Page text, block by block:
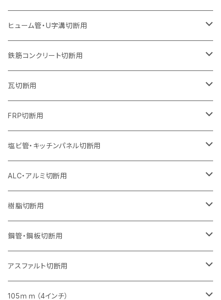
セグメントタイプ
305mm（12インチ）
セグメント
セグメント（特殊凸凹加工チップ）
355mm（14インチ）
セグメント
セグメント（特殊凸凹加工チップ）
405mm（16インチ）
セグメントタイプ
ウェーブタイプ
セグメントタイプ
ウェーブタイプ
230mm（9インチ）
セグメントタイプ
ウェーブタイプ
255mm（10インチ）
セグメントタイプ
305mm（12インチ）
セグメント
セグメント（特殊凸凹加工チップ）
355mm（14インチ）
セグメント
セグメント（特殊凸凹加工チップ）
ウェーブタイプ
セグメントタイプ
ウェーブタイプ
205mm（8インチ）
セグメントタイプ
ウェーブタイプ
230mm（9インチ）
セグメントタイプ
ウェーブタイプ
255mm（10インチ）
セグメントタイプ
305mm（12インチ）
セグメント
セグメント（特殊凸凹加工チップ）
355mm（14インチ）
セグメント
セグメント（特殊凸凹加工チップ）
セグメントタイプ（ビス穴付き
セグメントタイプ
180mm（7インチ）
セグメントタイプ
205mm（8インチ）
セグメントタイプ
230mm（9インチ）
セグメントタイプ
255mm（10インチ）
セグメントタイプ（一般道路カッター用
305mm（12インチ）
セグメントタイプ
セグメントタイプ（一般道路カッター用
355mm（14インチ）
セグメントタイプ
セグメントタイプ（一般道路カッター用
405mm（16インチ）
セグメントタイプ
セグメントタイプ（一般道路カッター用
455mm（18インチ）
セグメント（一般道路カッター用
セグメントタイプ（ビス穴付き
セグメントタイプ
セグメントタイプ（ビス穴付き
150mm（6インチ）
セグメントタイプ
180mm（7インチ）
セグメントタイプ
205mm（8インチ）
セグメントタイプ
230mm（9インチ）
セグメントタイプ
305mm（12インチ）
セグメントタイプ
埋設鋳鉄管工事対応タイプ
355mm（14インチ）
セグメントタイプ
埋設鋳鉄管工事対応タイプ
405mm（16インチ）
セグメントタイプ
埋設鋳鉄管工事対応タイプ
セグメントタイプ
ウェーブタイプ
125mm（5インチ）
セグメントタイプ
ウェーブタイプ
150mm（6インチ）
セグメントタイプ
ウェーブタイプ
180mm（7インチ）
セグメントタイプ
ウェーブタイプ
205mm（8インチ）
セグメントタイプ
ウェーブタイプ
230mm（9インチ）
セグメントタイプ
ウェーブタイプ
255mm（10インチ）
セグメントタイプ
セグメントタイプ（一般道路カッター用
305mm（12インチ）
セグメント
セグメント（特殊凸凹加工チップ）
355mm（14インチ）
セグメント
セグメント（特殊凸凹加工チップ）
405mm（16インチ）
セグメント
473mm（18インチ）
125mm（5インチ）
ヒューム管・U字溝切断用
105mm（4インチ）
セグメントタイプ
125mm（5インチ）
セグメントタイプ
150mm（6インチ）
セグメントタイプ
180mm（7インチ）
セグメントタイプ
205mm（8インチ）
セグメントタイプ
230mm（9インチ）
セグメントタイプ
255mm（10インチ）
セグメントタイプ
305mm（12インチ）
セグメント
355mm（14インチ）
鉄筋コンクリート切断用
305mm（12インチ）
セグメントタイプ
355mm（14インチ）
セグメントタイプ
405mm（16インチ）
セグメントタイプ
瓦切断用
105mm（4インチ）
FRP切断用
125ｍｍ（5インチ）
塩ビ管・キッチンパネル切断用
125ｍｍ（5インチ）
ALC・アルミ切断用
305mm（12インチ）
砥石（補強綱入り）
355mm（14インチ）
砥石（補強綱入り）
樹脂切断用
305mm（12インチ）
砥石（補強綱入り）
355mm（14インチ）
砥石（補強綱入り）
鋼管・鋼板切断用
305mm（12インチ）
砥石（補強綱入り）
355mm（14インチ）
アスファルト切断用
255ｍｍ（10インチ）
105ｍｍ（4インチ）